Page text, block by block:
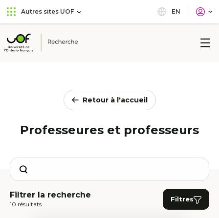
Aller
au
principal
Passer
au
Autres sites UOF EN
Université
Retour à l'accueil
Professeures et professeurs
Search
Filtrer la recherche
10 résultats
Filtres